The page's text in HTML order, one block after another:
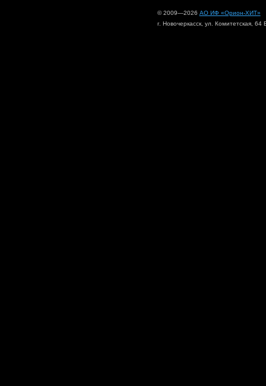
© 2009—2026 АО ИФ «Орион-ХИТ»
г. Новочеркасск, ул. Комитетская, 64